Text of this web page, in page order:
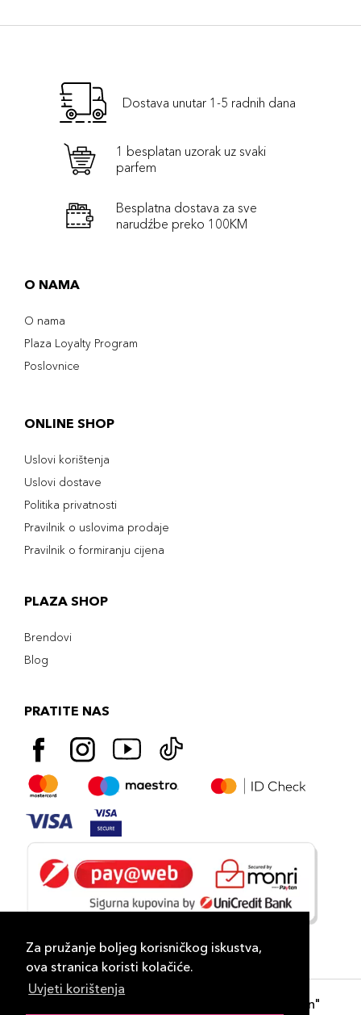
Za pružanje boljeg korisničkog iskustva,
ova stranica koristi kolačiće.
Uvjeti korištenja
Dostava unutar 1-5 radnih dana
1 besplatan uzorak uz svaki
parfem
Besplatna dostava za sve
narudźbe preko 100KM
O NAMA
O nama
Plaza Loyalty Program
Poslovnice
ONLINE SHOP
Uslovi korištenja
Uslovi dostave
Politika privatnosti
Pravilnik o uslovima prodaje
Pravilnik o formiranju cijena
PLAZA SHOP
Brendovi
Blog
PRATITE NAS
- "DP Lux Distribution"